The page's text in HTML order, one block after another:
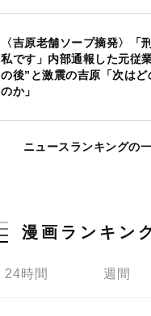
〈吉原老舗ソープ摘発〉「
私です」内部通報した元従
の後”と激震の吉原「次はど
のか」
ニュースランキングの
漫画ランキン
24時間 週間